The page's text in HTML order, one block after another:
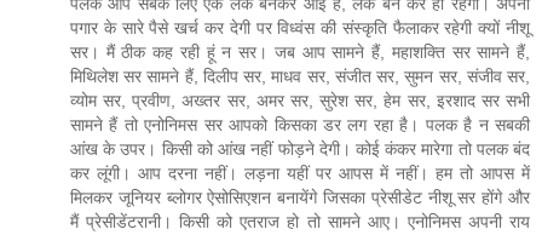
पगार के सारे पैसे खर्च कर देगी पर विध्‍वंस की संस्‍कृति फैलाकर रहेगी क्‍यों नीशू
सर। मैं ठीक कह रही हूं न सर। जब आप सामने हैं, महाशक्ति सर सामने हैं,
मिथिलेश सर सामने हैं, दिलीप सर, माधव सर, संजीत सर, सुमन सर, संजीव सर,
व्‍योम सर, प्रवीण, अख्‍तर सर, अमर सर, सुरेश सर, हेम सर, इरशाद सर सभी
सामने हैं तो एनोनिमस सर आपको किसका डर लग रहा है। पलक है न सबकी
आंख के उपर। किसी को आंख नहीं फोड़ने देगी। कोई कंकर मारेगा तो पलक बंद
कर लूंगी। आप दरना नहीं। लड़ना यहीं पर आपस में नहीं। हम तो आपस में
मिलकर जूनियर ब्‍लोगर ऐसोसिएशन बनायेंगे जिसका प्रेसीडेट नीशू सर होंगे और
मैं प्रेसीडेंटरानी। किसी को एतराज हो तो सामने आए। एनोनिमस अपनी राय